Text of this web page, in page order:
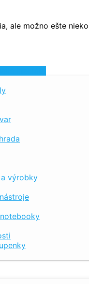
ale možno ešte
výrobky